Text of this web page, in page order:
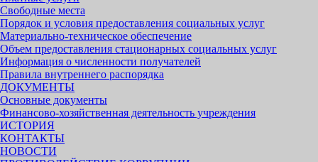
Свободные места
Порядок и условия предоставления социальных услуг
Материально-техническое обеспечение
Объем предоставления стационарных социальных услуг
Информация о численности получателей
Правила внутреннего распорядка
ДОКУМЕНТЫ
Основные документы
Финансово-хозяйственная деятельность учреждения
ИСТОРИЯ
КОНТАКТЫ
НОВОСТИ